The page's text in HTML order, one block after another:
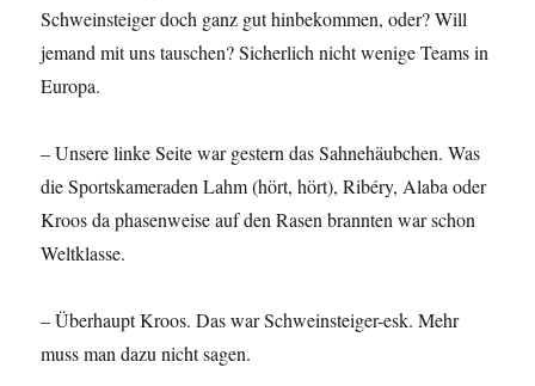
Schweinsteiger doch ganz gut hinbekommen, oder? Will
jemand mit uns tauschen? Sicherlich nicht wenige Teams in
Europa.
– Unsere linke Seite war gestern das Sahnehäubchen. Was
die Sportskameraden Lahm (hört, hört), Ribéry, Alaba oder
Kroos da phasenweise auf den Rasen brannten war schon
Weltklasse.
– Überhaupt Kroos. Das war Schweinsteiger-esk. Mehr
muss man dazu nicht sagen.